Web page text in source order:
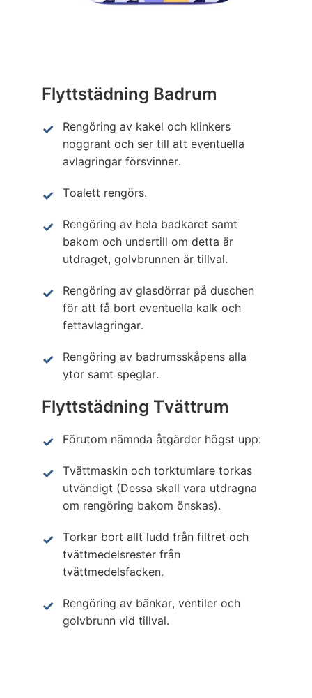
Flyttstädning Badrum
Rengöring av kakel och klinkers
noggrant och ser till att eventuella
avlagringar försvinner.
Toalett rengörs.
Rengöring av hela badkaret samt
bakom och undertill om detta är
utdraget, golvbrunnen är tillval.
Rengöring av glasdörrar på duschen
för att få bort eventuella kalk och
fettavlagringar.
Rengöring av badrumsskåpens alla
ytor samt speglar.
Flyttstädning Tvättrum
Förutom nämnda åtgärder högst upp:
Tvättmaskin och torktumlare torkas
utvändigt (Dessa skall vara utdragna
om rengöring bakom önskas).
Torkar bort allt ludd från filtret och
tvättmedelsrester från
tvättmedelsfacken.
Rengöring av bänkar, ventiler och
golvbrunn vid tillval.